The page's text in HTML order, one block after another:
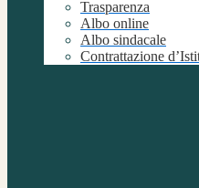
Trasparenza
Albo online
Albo sindacale
Contrattazione